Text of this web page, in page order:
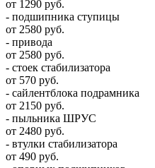
от 1290 руб.
- подшипника ступицы
от 2580 руб.
- привода
от 2580 руб.
- стоек стабилизатора
от 570 руб.
- сайлентблока подрамника
от 2150 руб.
- пыльника ШРУС
от 2480 руб.
- втулки стабилизатора
от 490 руб.